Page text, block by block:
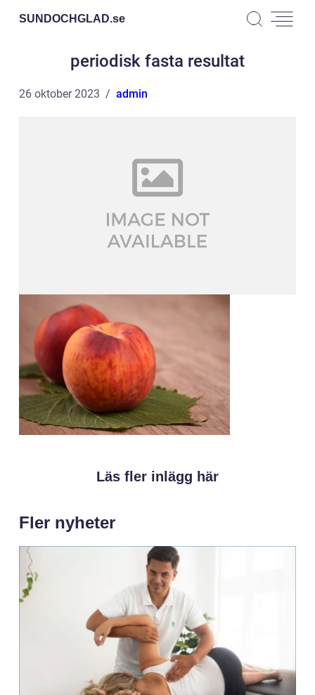
SUNDOCHGLAD.se
periodisk fasta resultat
26 oktober 2023 admin
Läs fler inlägg här
Fler nyheter